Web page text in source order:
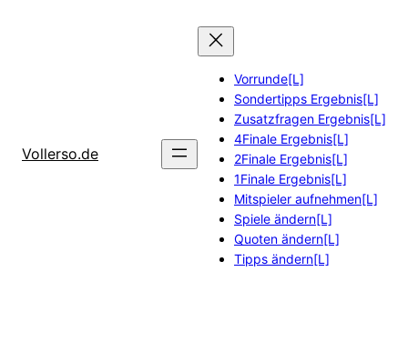
Vollerso.de
Vorrunde[L]
Sondertipps Ergebnis[L]
Zusatzfragen Ergebnis[L]
4Finale Ergebnis[L]
2Finale Ergebnis[L]
1Finale Ergebnis[L]
Mitspieler aufnehmen[L]
Spiele ändern[L]
Quoten ändern[L]
Tipps ändern[L]